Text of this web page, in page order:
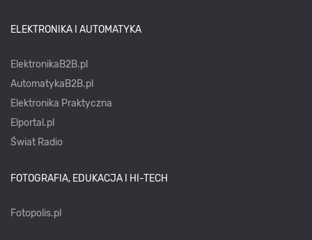
ELEKTRONIKA I AUTOMATYKA
ElektronikaB2B.pl
AutomatykaB2B.pl
Elektronika Praktyczna
Elportal.pl
Świat Radio
FOTOGRAFIA, EDUKACJA I HI-TECH
Fotopolis.pl